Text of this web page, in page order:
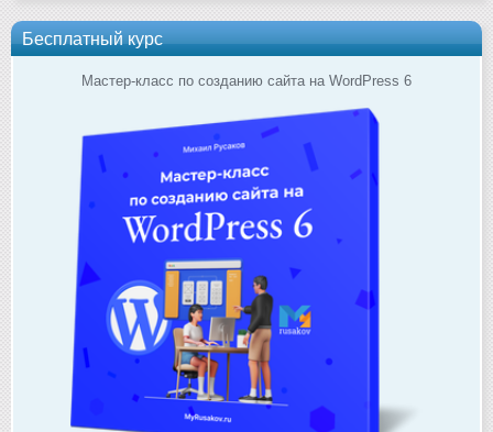
Бесплатный курс
Мастер-класс по созданию сайта на WordPress 6